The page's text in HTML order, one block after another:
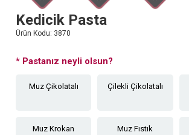
Kedicik Pasta
Ürün Kodu: 3870
* Pastanız neyli olsun?
Muz Çikolatalı Çilekli Çikolatalı
Muz Krokan
Muz Fıstık